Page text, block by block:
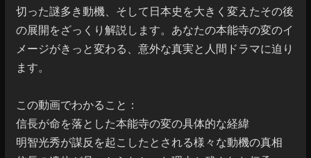
切った謎多き動機、そして日本史を大きく変えたその後
の展開をざっくり解説します。あなたの本能寺の変のイ
メージがきっと変わる、意外な真実と人間ドラマに迫り
ます。
この動画でわかること：
信長が命を落とした本能寺の変の具体的な経緯
明智光秀が謀反を起こしたとされる様々な動機の真相